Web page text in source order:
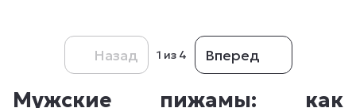
Назад 1 из 4 Вперед
Мужские пижамы: как